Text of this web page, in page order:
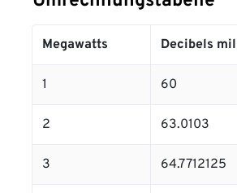
Megawatts Decibels
1 60
2 63.0103
3 64.7712125